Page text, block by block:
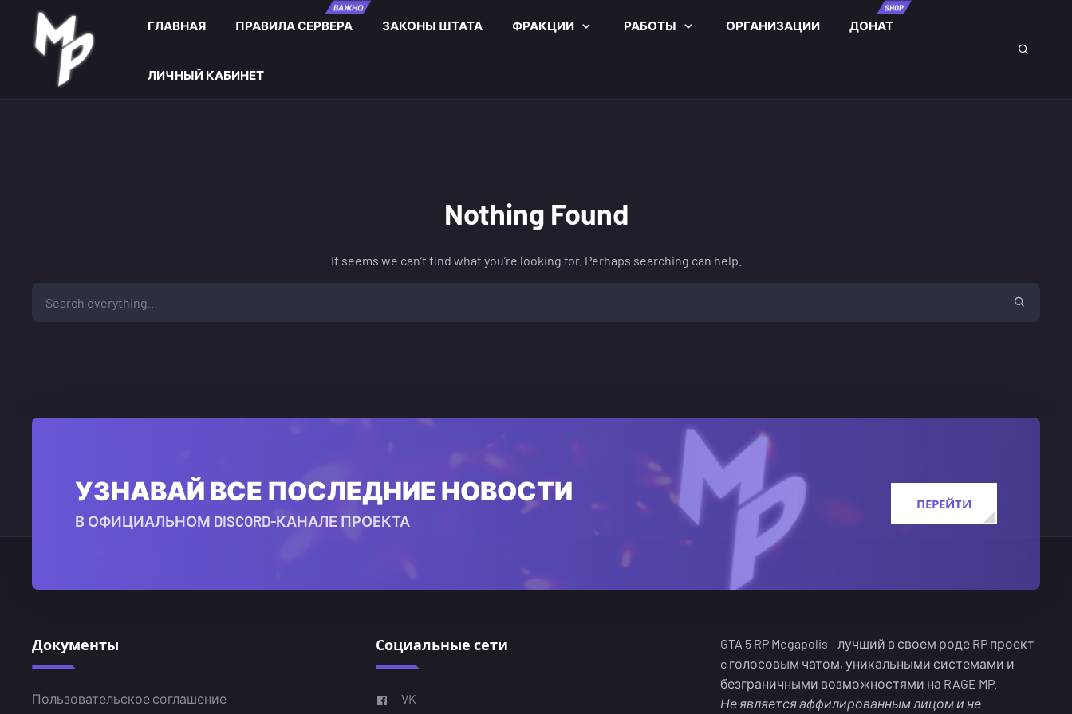
Skip to main content
ГЛАВНАЯ ПРАВИЛА СЕРВЕРА
ВАЖНО
ЗАКОНЫ ШТАТА ФРАКЦИИ РАБОТЫ ОРГАНИЗАЦИИ ДОНАТ
SHOP
ЛИЧНЫЙ КАБИНЕТ
Nothing Found
It seems we can’t find what you’re looking for. Perhaps searching can help.
УЗНАВАЙ ВСЕ ПОСЛЕДНИЕ НОВОСТИ
В ОФИЦИАЛЬНОМ DISCORD-КАНАЛЕ ПРОЕКТА
ПЕРЕЙТИ
Документы
Пользовательское соглашение
Социальные сети
VK
GTA 5 RP Megapolis - лучший в своем роде RP проект
c голосовым чатом, уникальными системами и
безграничными возможностями на RAGE MP.
Не является аффилированным лицом и не